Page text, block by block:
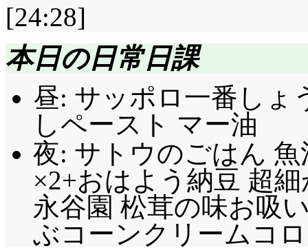
[24:28]
本日の日常日課
昼: サッポロ一番しょ
しペースト マー油
夜: サトウのごはん
×2+おはよう納豆 超
永谷園 松茸の味お吸
ぶコーンクリームコ